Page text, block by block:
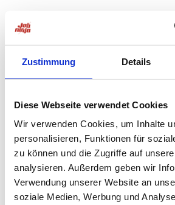
Zustimmung Details
Diese Webseite verwendet Cookies
Wir verwenden Cookies, um Inhalte
personalisieren, Funktionen für
zu können und die Zugriffe auf
analysieren. Außerdem geben wir
Verwendung unserer Website an
soziale Medien, Werbung und